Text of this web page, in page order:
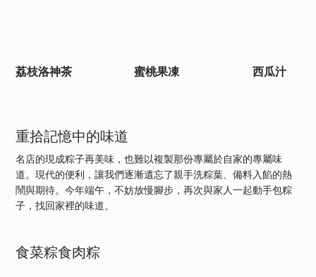
荔枝洛神茶 蜜桃果凍 西瓜汁
重拾記憶中的味道
名店的現成粽子再美味，也難以複製那份專屬於自家的專屬味
道。現代的便利，讓我們逐漸遺忘了親手洗粽葉、備料入餡的熱
鬧與期待。今年端午，不妨放慢腳步，再次與家人一起動手包粽
子，找回家裡的味道。
食菜粽食肉粽